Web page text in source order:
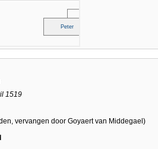
1519
vervangen door Goyaert van Middegael)